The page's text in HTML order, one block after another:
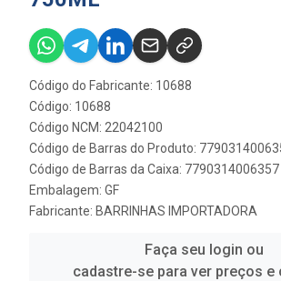
Código do Fabricante: 10688
Código: 10688
Código NCM: 22042100
Código de Barras do Produto:
Código de Barras da Caixa: 7790314006357
Embalagem: GF
Fabricante: BARRINHAS IMPORTADORA
Faça seu login ou
cadastre-se para ver preços e